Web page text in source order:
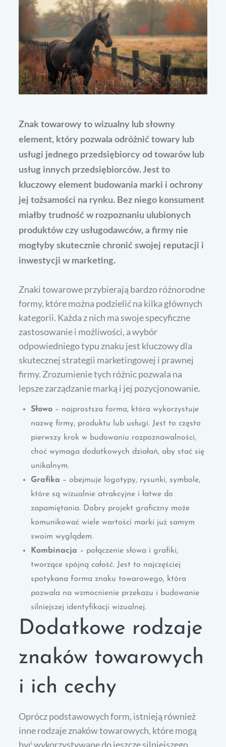
Znak towarowy to wizualny lub słowny
element, który pozwala odróżnić towary lub
usługi jednego przedsiębiorcy od towarów lub
usług innych przedsiębiorców. Jest to
kluczowy element budowania marki i ochrony
jej tożsamości na rynku. Bez niego konsument
miałby trudność w rozpoznaniu ulubionych
produktów czy usługodawców, a firmy nie
mogłyby skutecznie chronić swojej reputacji i
inwestycji w marketing.
Znaki towarowe przybierają bardzo różnorodne
formy, które można podzielić na kilka głównych
kategorii. Każda z nich ma swoje specyficzne
zastosowanie i możliwości, a wybór
odpowiedniego typu znaku jest kluczowy dla
skutecznej strategii marketingowej i prawnej
firmy. Zrozumienie tych różnic pozwala na
lepsze zarządzanie marką i jej pozycjonowanie.
Słowo – najprostsza forma, która wykorzystuje
nazwę firmy, produktu lub usługi. Jest to często
pierwszy krok w budowaniu rozpoznawalności,
choć wymaga dodatkowych działań, aby stać się
unikalnym.
Grafika – obejmuje logotypy, rysunki, symbole,
które są wizualnie atrakcyjne i łatwe do
zapamiętania. Dobry projekt graficzny może
komunikować wiele wartości marki już samym
swoim wyglądem.
Kombinacja – połączenie słowa i grafiki,
tworzące spójną całość. Jest to najczęściej
spotykana forma znaku towarowego, która
pozwala na wzmocnienie przekazu i budowanie
silniejszej identyfikacji wizualnej.
Dodatkowe rodzaje
znaków towarowych
i ich cechy
Oprócz podstawowych form, istnieją również
inne rodzaje znaków towarowych, które mogą
być wykorzystywane do jeszcze silniejszego